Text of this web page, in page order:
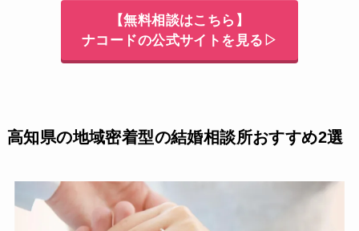
【無料相談はこちら】
ナコードの公式サイトを見る▷
高知県の地域密着型の結婚相談所おすすめ2選